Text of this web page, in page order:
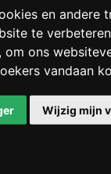
en andere
te
ons
vandaan
Wijzig mijn